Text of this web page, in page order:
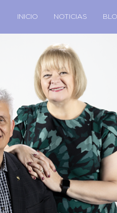
INICIO NOTICIAS